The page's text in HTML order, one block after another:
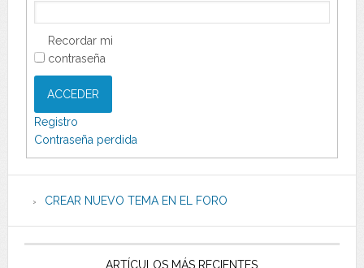
Recordar mi
contraseña
ACCEDER
Registro
Contraseña perdida
CREAR NUEVO TEMA EN EL FORO
ARTÍCULOS MÁS RECIENTES